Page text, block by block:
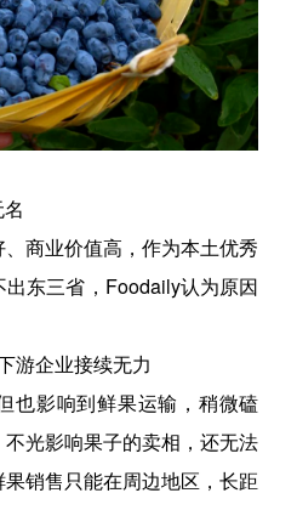
商业价值高，作为本土优秀
东三省，Foodaily认为原因
游企业接续无力
也影响到鲜果运输，稍微磕
光影响果子的卖相，还无法
销售只能在周边地区，长距